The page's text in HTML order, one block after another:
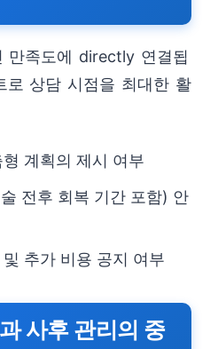
만족도에 directly 연결됩
로 상담 시점을 최대한 활
계획의 제시 여부
전후 회복 기간 포함) 안
추가 비용 공지 여부
사후 관리의 중